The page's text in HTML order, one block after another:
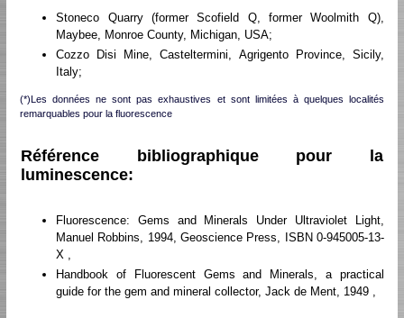
Stoneco Quarry (former Scofield Q, former Woolmith Q),
Maybee, Monroe County, Michigan, USA;
Cozzo Disi Mine, Casteltermini, Agrigento Province, Sicily,
Italy;
(*)Les données ne sont pas exhaustives et sont limitées à quelques localités
remarquables pour la fluorescence
Référence bibliographique pour la
luminescence:
Fluorescence: Gems and Minerals Under Ultraviolet Light,
Manuel Robbins, 1994, Geoscience Press, ISBN 0-945005-13-
X ,
Handbook of Fluorescent Gems and Minerals, a practical
guide for the gem and mineral collector, Jack de Ment, 1949 ,